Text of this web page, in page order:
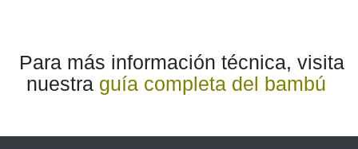
Para más información técnica, visita
nuestra guía completa del bambú